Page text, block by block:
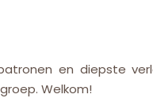
en diepste
Welkom!